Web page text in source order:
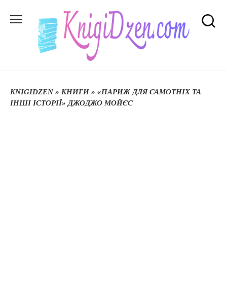
до
KNIGIDZEN» КНИГИ » «ПАРИЖ ДЛЯ САМОТНІХ ТА
ІНШІ ІСТОРІЇ» ДЖОДЖО МОЙЄС